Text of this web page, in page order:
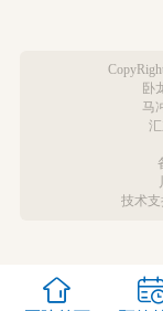
卧
马
技术支
